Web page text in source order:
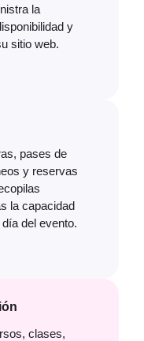
la
y
sitio web.
pases de
y reservas
la capacidad
del evento.
clases,